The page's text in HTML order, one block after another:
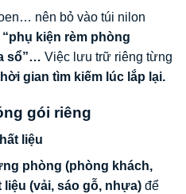
nên bỏ vào túi nilon
kiện rèm phòng
sổ”… Việc lưu trữ riêng từng
gian tìm kiếm lúc lắp lại.
gói riêng
liệu
phòng (phòng khách,
(vải, sáo gỗ, nhựa) để